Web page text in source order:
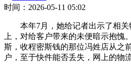
时间：2026-05-11 05:02
本年7月，她给记者出示了相关
上，对给客户带来的未便暗示抱愧
斯，收程密斯钱的那位冯姓店从之
户，至于快件能否丢失，网上的物